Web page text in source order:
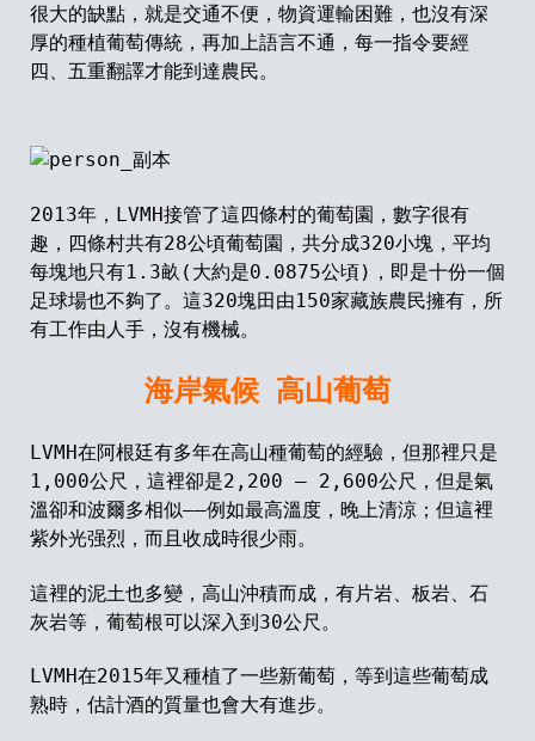
很大的缺點，就是交通不便，物資運輸困難，也沒有深
厚的種植葡萄傳統，再加上語言不通，每一指令要經
四、五重翻譯才能到達農民。
2013年， LVMH接管了這四條村的葡萄園，數字很有
趣，四條村共有28公頃葡萄園，共分成320小塊，平均
每塊地只有1.3畝 ( 大約是0.0875公頃) ，即是十份一個
足球場也不夠了。這320塊田由150家藏族農民擁有，所
有工作由 人手，沒有機械。
海岸氣候 高山葡萄
LVMH在阿根廷有多年在高山種葡萄的經驗，但那裡只是
1,000公尺，這裡卻是2,200 – 2,600公尺，但是氣
溫卻和波爾多相似——例如最高溫度，晚上清涼；但這裡
紫外光强烈，而且收成時很少雨。
這裡的泥土也多變，高山沖積而成，有片岩、板岩、石
灰岩等，葡萄根可以深入到30公尺。
LVMH在2015年又種植了一些新葡萄，等到這些葡萄成
熟時，估計酒的質量也會大有進步。